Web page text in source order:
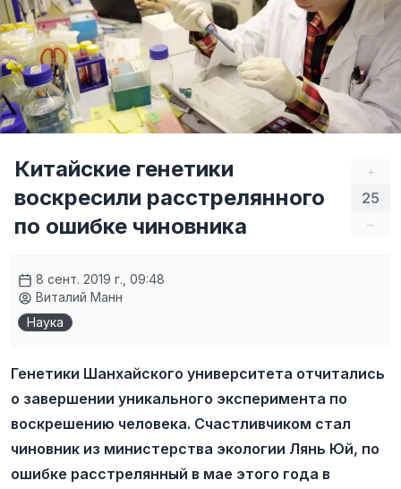
+
25
–
Китайские генетики
воскресили расстрелянного
по ошибке чиновника
8 сент. 2019 г., 09:48
Виталий Манн
Наука
Генетики Шанхайского университета отчитались
о завершении уникального эксперимента по
воскрешению человека. Счастливчиком стал
чиновник из министерства экологии Лянь Юй, по
ошибке расстрелянный в мае этого года в